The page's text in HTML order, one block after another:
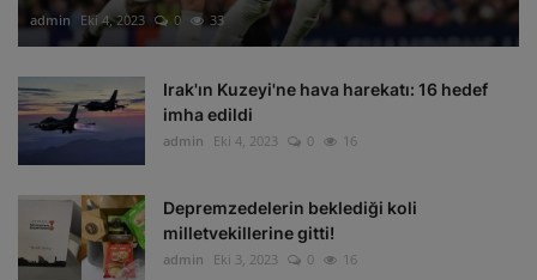
admin Eki 4, 2023 0 33
Irak'ın Kuzeyi'ne hava harekatı: 16 hedef
imha edildi
admin Eki 4, 2023 0 16
Depremzedelerin beklediği koli
milletvekillerine gitti!
admin Eki 3, 2023 0 16